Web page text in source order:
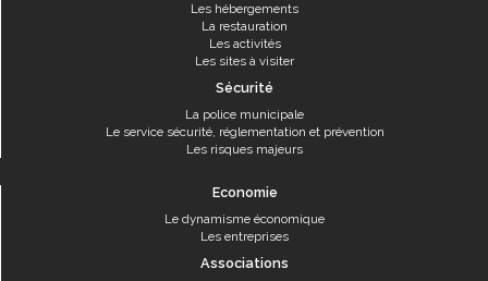
Les hébergements
La restauration
Les activités
Les sites à visiter
Sécurité
La police municipale
Le service sécurité, réglementation et prévention
Les risques majeurs
Economie
Le dynamisme économique
Les entreprises
Associations